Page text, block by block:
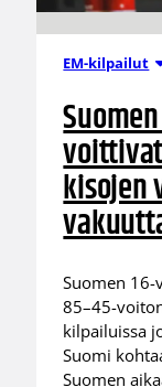
EM-kilpailut
kisojen
Suomen
85–45-
kilpailuissa
Suomi
Suomen